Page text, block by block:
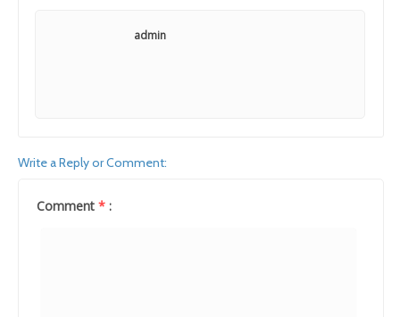
admin
Write a Reply or Comment:
Comment * :